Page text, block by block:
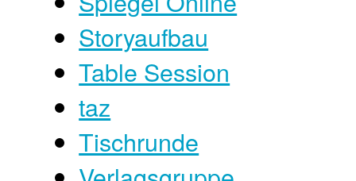
Storyaufbau
Table Session
taz
Tischrunde